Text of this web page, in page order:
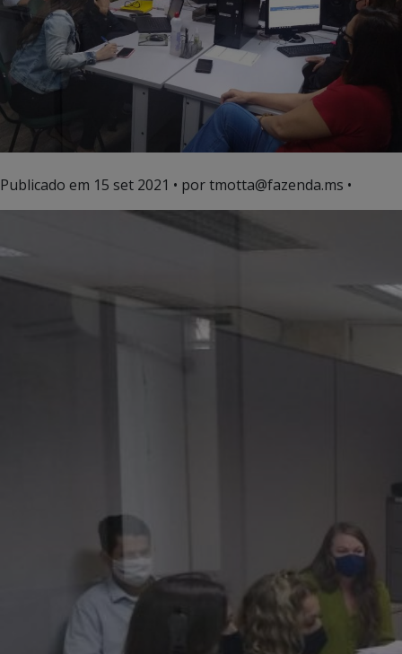
Publicado em 15 set 2021 • por tmotta@fazenda.ms •